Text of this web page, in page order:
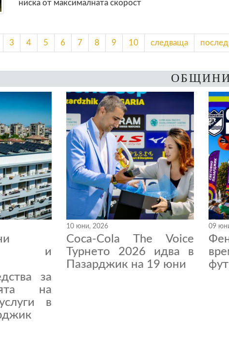
ниска от максималната скорост
3 4 5 6 7 8 9 10 следваща
и
за
на
в
10 юни, 2026
Coca-Cola The Voice
Турнето 2026 идва в
Пазарджик на 19 юни
09